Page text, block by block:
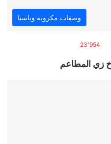
وصفات مكرونة وباستا
23٬954
زي المطاعم